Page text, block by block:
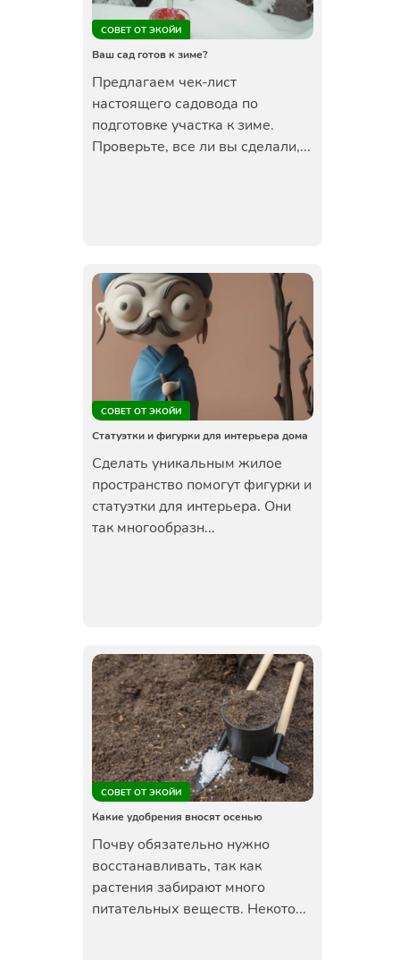
СОВЕТ ОТ ЭКОЙИ
Ваш сад готов к зиме?
Предлагаем чек-лист
настоящего садовода по
подготовке участка к зиме.
Проверьте, все ли вы сделали,...
СОВЕТ ОТ ЭКОЙИ
Статуэтки и фигурки для интерьера дома
Сделать уникальным жилое
пространство помогут фигурки и
статуэтки для интерьера. Они
так многообразн...
СОВЕТ ОТ ЭКОЙИ
Какие удобрения вносят осенью
Почву обязательно нужно
восстанавливать, так как
растения забирают много
питательных веществ. Некото...